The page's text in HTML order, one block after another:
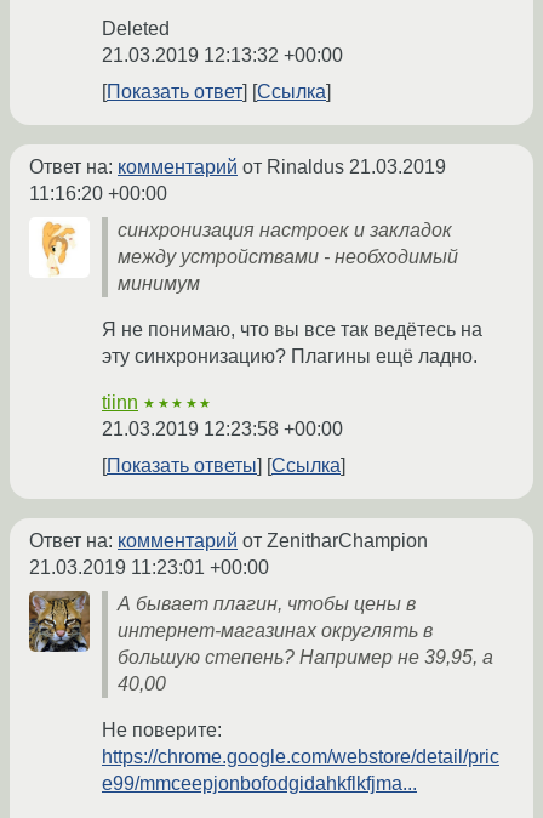
Deleted
21.03.2019 12:13:32 +00:00
Показать ответ
Ссылка
Ответ на: комментарий от Rinaldus 21.03.2019
11:16:20 +00:00
синхронизация настроек и закладок
между устройствами - необходимый
минимум
Я не понимаю, что вы все так ведётесь на
эту синхронизацию? Плагины ещё ладно.
tiinn ★★★★★
21.03.2019 12:23:58 +00:00
Показать ответы
Ссылка
Ответ на: комментарий от ZenitharChampion
21.03.2019 11:23:01 +00:00
А бывает плагин, чтобы цены в
интернет-магазинах округлять в
большую степень? Например не 39,95, а
40,00
Не поверите:
https://chrome.google.com/webstore/detail/pric
e99/mmceepjonbofodgidahkflkfjma...